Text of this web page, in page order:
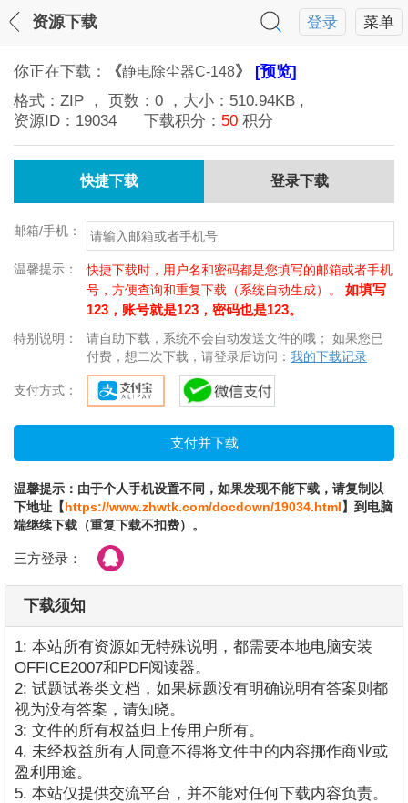
菜单
登录
资源下载
你正在下载： 《静电除尘器C-148》 [预览]
格式： ZIP ， 页数： 0 ，大小： 510.94KB ,
资源ID： 19034 下载积分： 50 积分
快捷下载 登录下载
邮箱/手机：
温馨提示：
快捷下载时，用户名和密码都是您填写的邮箱或者手机
号，方便查询和重复下载（系统自动生成）。 如填写
123，账号就是123，密码也是123。
特别说明：
请自助下载，系统不会自动发送文件的哦； 如果您已
付费，想二次下载，请登录后访问： 我的下载记录
支付方式：
温馨提示：由于个人手机设置不同，如果发现不能下载，请复制以
下地址【https://www.zhwtk.com/docdown/19034.html】到电脑
端继续下载（重复下载不扣费）。
三方登录：
下载须知
1: 本站所有资源如无特殊说明，都需要本地电脑安装
OFFICE2007和PDF阅读器。
2: 试题试卷类文档，如果标题没有明确说明有答案则都
视为没有答案，请知晓。
3: 文件的所有权益归上传用户所有。
4. 未经权益所有人同意不得将文件中的内容挪作商业或
盈利用途。
5. 本站仅提供交流平台，并不能对任何下载内容负责。